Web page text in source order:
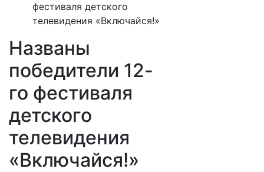
фестиваля детского
телевидения «Включайся!»
Названы
победители 12-
го фестиваля
детского
телевидения
«Включайся!»